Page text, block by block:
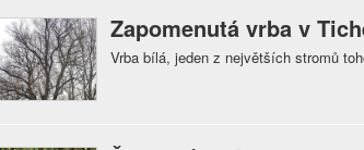
Zapomenutá vrba v
Vrba bílá, jeden z největších stromů